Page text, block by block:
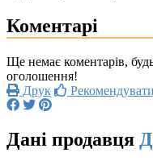
Коментарі
Ще немає коментарів,
оголошення!
Друк
Рекомендувати
Дані продавця